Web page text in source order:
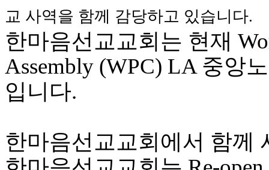
국
주
소
야
우
즐
성
비
프
릴
리
교 사역을 함께 감당하고 있습니다.
한마음선교교회는 현재
Assembly (WPC) LA 중앙
입니다.
한마음선교교회에서 함께